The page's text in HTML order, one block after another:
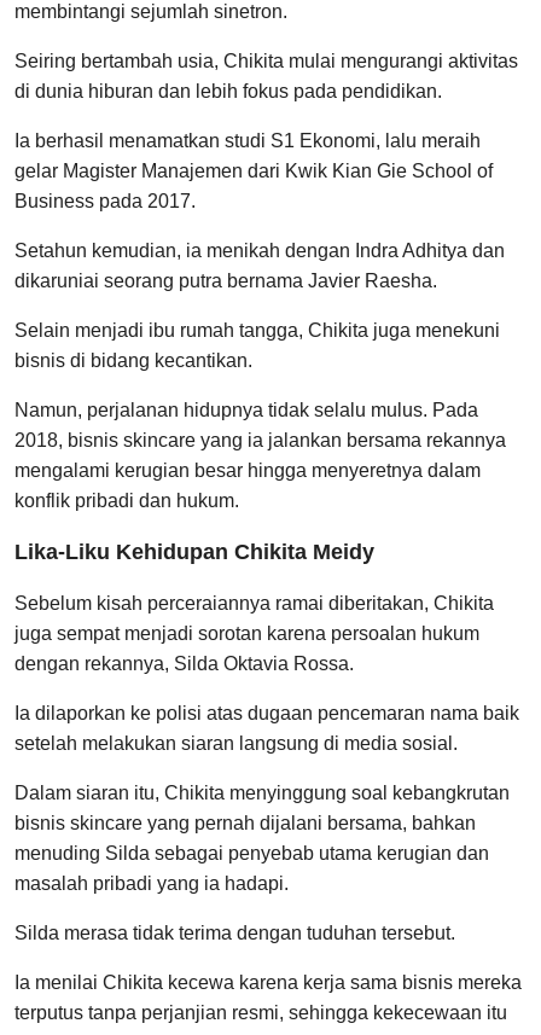
membintangi sejumlah sinetron.
Seiring bertambah usia, Chikita mulai mengurangi aktivitas
di dunia hiburan dan lebih fokus pada pendidikan.
Ia berhasil menamatkan studi S1 Ekonomi, lalu meraih
gelar Magister Manajemen dari Kwik Kian Gie School of
Business pada 2017.
Setahun kemudian, ia menikah dengan Indra Adhitya dan
dikaruniai seorang putra bernama Javier Raesha.
Selain menjadi ibu rumah tangga, Chikita juga menekuni
bisnis di bidang kecantikan.
Namun, perjalanan hidupnya tidak selalu mulus. Pada
2018, bisnis skincare yang ia jalankan bersama rekannya
mengalami kerugian besar hingga menyeretnya dalam
konflik pribadi dan hukum.
Lika-Liku Kehidupan Chikita Meidy
Sebelum kisah perceraiannya ramai diberitakan, Chikita
juga sempat menjadi sorotan karena persoalan hukum
dengan rekannya, Silda Oktavia Rossa.
Ia dilaporkan ke polisi atas dugaan pencemaran nama baik
setelah melakukan siaran langsung di media sosial.
Dalam siaran itu, Chikita menyinggung soal kebangkrutan
bisnis skincare yang pernah dijalani bersama, bahkan
menuding Silda sebagai penyebab utama kerugian dan
masalah pribadi yang ia hadapi.
Silda merasa tidak terima dengan tuduhan tersebut.
Ia menilai Chikita kecewa karena kerja sama bisnis mereka
terputus tanpa perjanjian resmi, sehingga kekecewaan itu